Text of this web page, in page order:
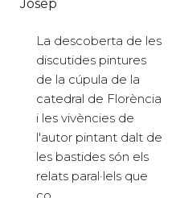
Josep
La descoberta de les
discutides pintures
de la cúpula de la
catedral de Florència
i les vivències de
l'autor pintant dalt de
les bastides són els
relats paral·lels que
co...